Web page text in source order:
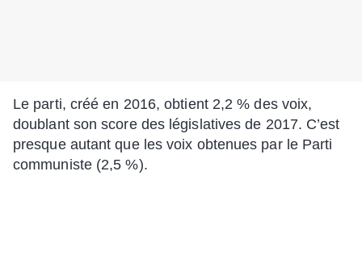
Le parti, créé en 2016, obtient 2,2 % des voix,
doublant son score des législatives de 2017. C’est
presque autant que les voix obtenues par le Parti
communiste (2,5 %).